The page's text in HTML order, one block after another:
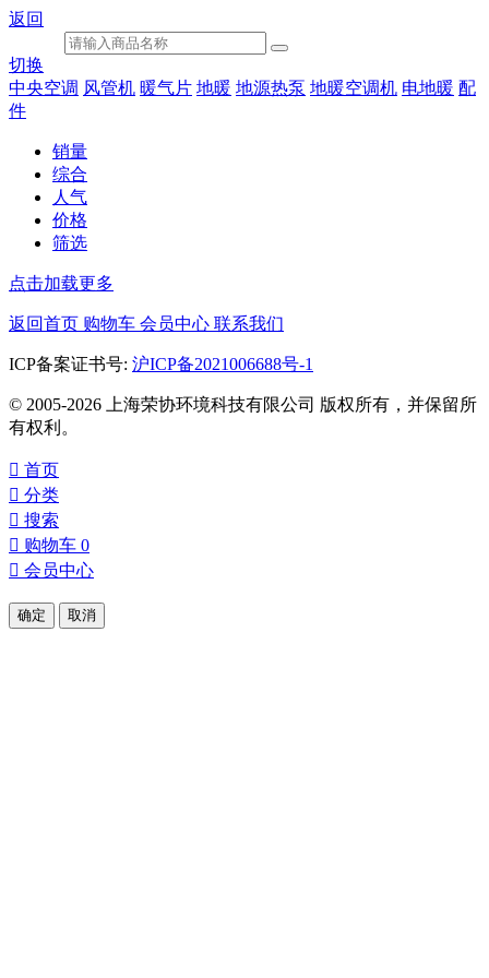
返回
切换
中央空调 风管机 暖气片 地暖 地源热泵 地暖空调机 电地暖 配
件
销量
综合
人气
价格
筛选
点击加载更多
返回首页 购物车 会员中心 联系我们
ICP备案证书号: 沪ICP备2021006688号-1
© 2005-2026 上海荣协环境科技有限公司 版权所有，并保留所
有权利。
 首页
 分类
 搜索
 购物车 0
 会员中心
确定 取消